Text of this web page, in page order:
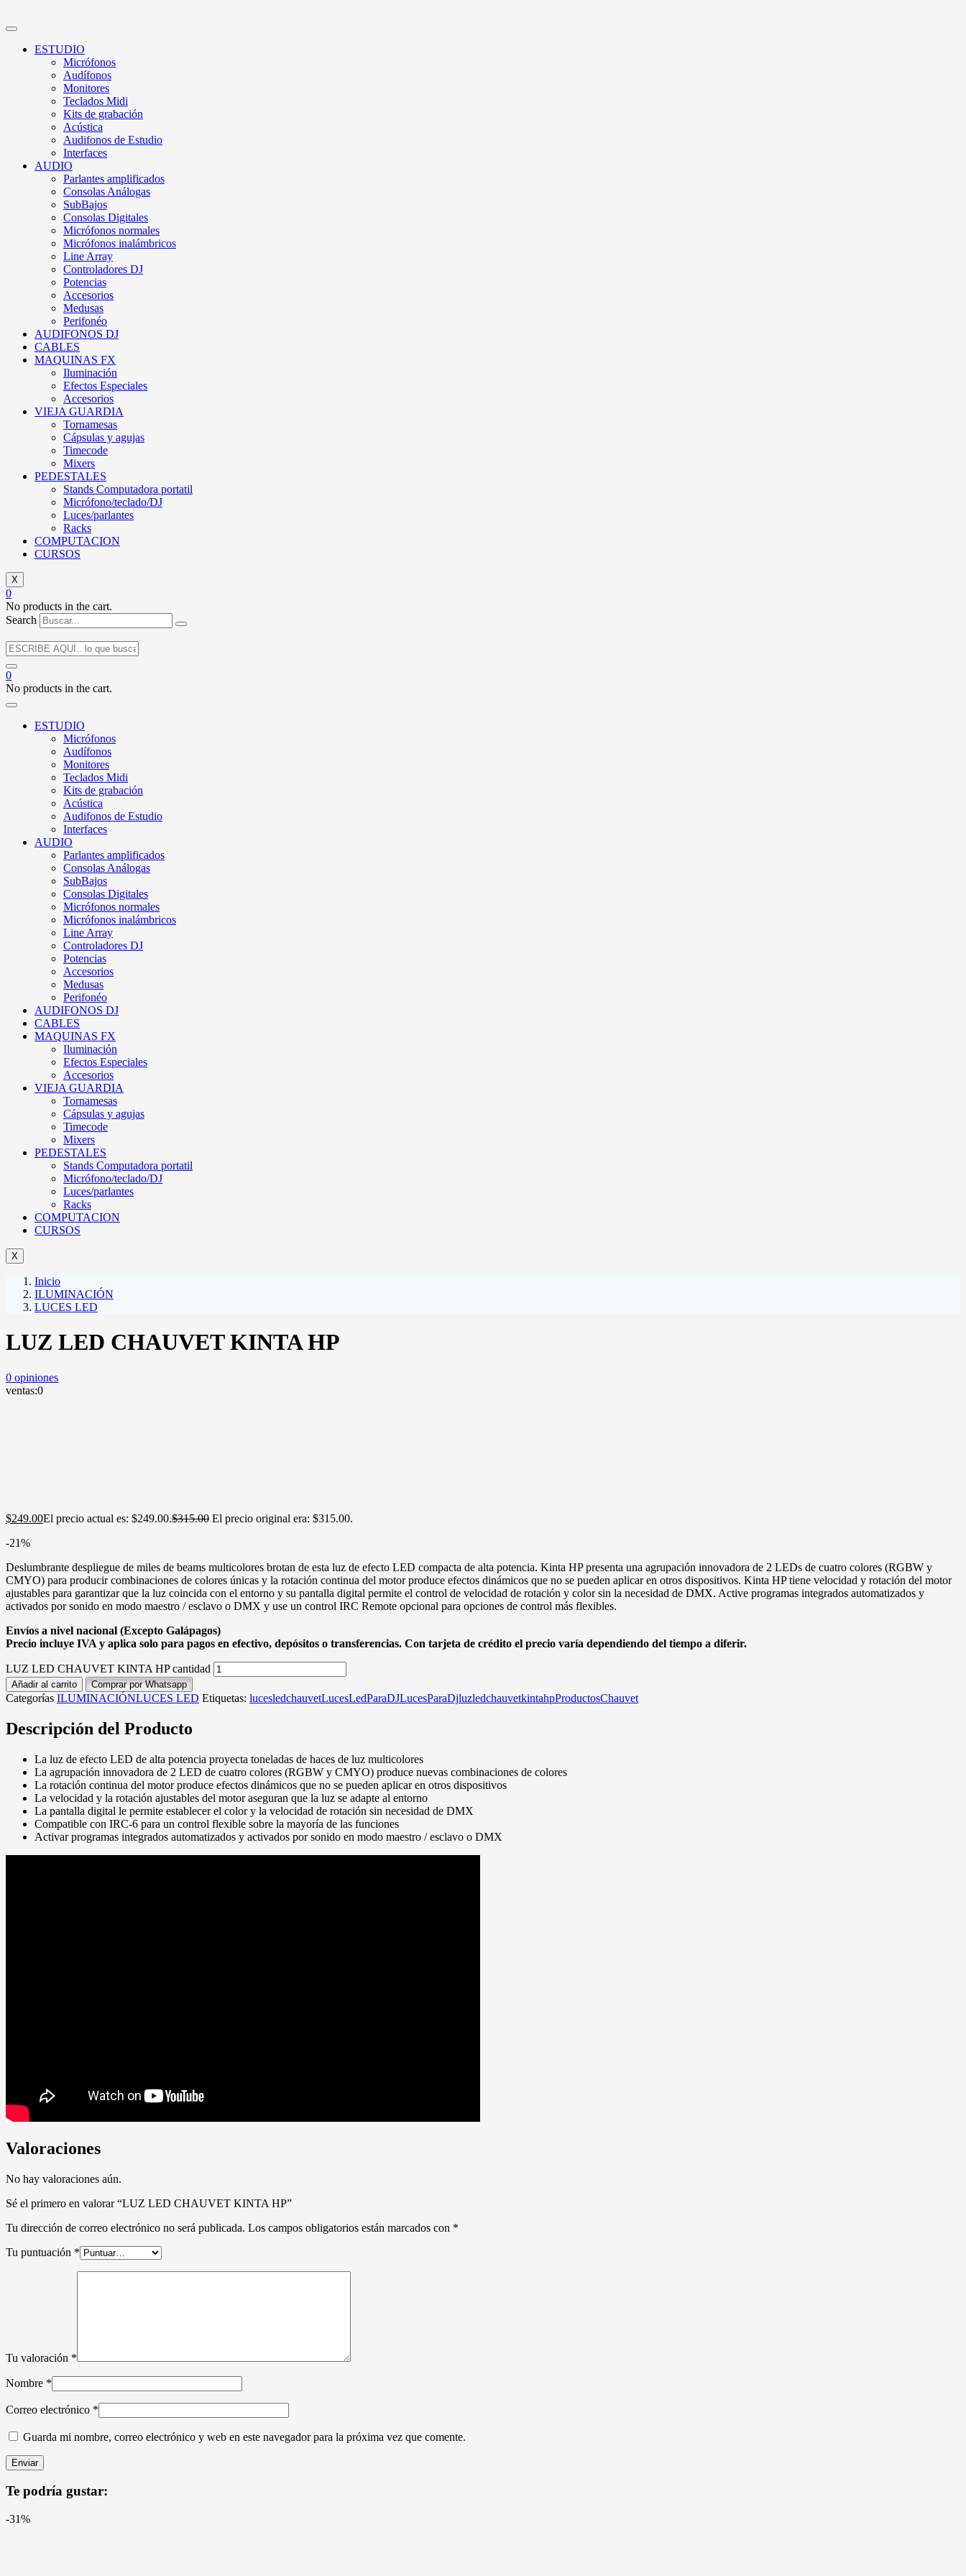
ESTUDIO
Micrófonos
Audífonos
Monitores
Teclados Midi
Kits de grabación
Acústica
Audifonos de Estudio
Interfaces
AUDIO
Parlantes amplificados
Consolas Análogas
SubBajos
Consolas Digitales
Micrófonos normales
Micrófonos inalámbricos
Line Array
Controladores DJ
Potencias
Accesorios
Medusas
Perifonéo
AUDIFONOS DJ
CABLES
MAQUINAS FX
Iluminación
Efectos Especiales
Accesorios
VIEJA GUARDIA
Tornamesas
Cápsulas y agujas
Timecode
Mixers
PEDESTALES
Stands Computadora portatil
Micrófono/teclado/DJ
Luces/parlantes
Racks
COMPUTACION
CURSOS
X
0
No products in the cart.
Search
0
No products in the cart.
ESTUDIO
Micrófonos
Audífonos
Monitores
Teclados Midi
Kits de grabación
Acústica
Audifonos de Estudio
Interfaces
AUDIO
Parlantes amplificados
Consolas Análogas
SubBajos
Consolas Digitales
Micrófonos normales
Micrófonos inalámbricos
Line Array
Controladores DJ
Potencias
Accesorios
Medusas
Perifonéo
AUDIFONOS DJ
CABLES
MAQUINAS FX
Iluminación
Efectos Especiales
Accesorios
VIEJA GUARDIA
Tornamesas
Cápsulas y agujas
Timecode
Mixers
PEDESTALES
Stands Computadora portatil
Micrófono/teclado/DJ
Luces/parlantes
Racks
COMPUTACION
CURSOS
X
Inicio
ILUMINACIÓN
LUCES LED
LUZ LED CHAUVET KINTA HP
0 opiniones
ventas:0
$249.00El precio actual es: $249.00.$315.00 El precio original era: $315.00.
-21%
Deslumbrante despliegue de miles de beams multicolores brotan de esta luz de efecto LED compacta de alta potencia. Kinta HP presenta una agrupación innovadora de 2 LEDs de cuatro colores (RGBW y
CMYO) para producir combinaciones de colores únicas y la rotación continua del motor produce efectos dinámicos que no se pueden aplicar en otros dispositivos. Kinta HP tiene velocidad y rotación del motor
ajustables para garantizar que la luz coincida con el entorno y su pantalla digital permite el control de velocidad de rotación y color sin la necesidad de DMX. Active programas integrados automatizados y
activados por sonido en modo maestro / esclavo o DMX y use un control IRC Remote opcional para opciones de control más flexibles.
Envíos a nivel nacional (Excepto Galápagos)
Precio incluye IVA y aplica solo para pagos en efectivo, depósitos o transferencias. Con tarjeta de crédito el precio varía dependiendo del tiempo a diferir.
LUZ LED CHAUVET KINTA HP cantidad
Añadir al carrito Comprar por Whatsapp
Categorías ILUMINACIÓNLUCES LED Etiquetas: lucesledchauvetLucesLedParaDJLucesParaDjluzledchauvetkintahpProductosChauvet
Descripción del Producto
La luz de efecto LED de alta potencia proyecta toneladas de haces de luz multicolores
La agrupación innovadora de 2 LED de cuatro colores (RGBW y CMYO) produce nuevas combinaciones de colores
La rotación continua del motor produce efectos dinámicos que no se pueden aplicar en otros dispositivos
La velocidad y la rotación ajustables del motor aseguran que la luz se adapte al entorno
La pantalla digital le permite establecer el color y la velocidad de rotación sin necesidad de DMX
Compatible con IRC-6 para un control flexible sobre la mayoría de las funciones
Activar programas integrados automatizados y activados por sonido en modo maestro / esclavo o DMX
Valoraciones
No hay valoraciones aún.
Sé el primero en valorar “LUZ LED CHAUVET KINTA HP”
Tu dirección de correo electrónico no será publicada. Los campos obligatorios están marcados con *
Tu puntuación *
Tu valoración *
Nombre *
Correo electrónico *
Guarda mi nombre, correo electrónico y web en este navegador para la próxima vez que comente.
Te podría gustar:
-31%